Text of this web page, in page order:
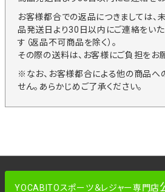
お客様都合での返品につきましては、
品発送日より30日以内にご連絡をい
す（返品不可商品を除く）。
その際の送料は、お客様にご負担をお
※なお、お客様都合による他の商品へ
せん。あらかじめご了承ください。
YOCABITOスポーツ＆レジャー専門店